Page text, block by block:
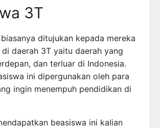
3T
ditujukan kepada mereka
daerah 3T yaitu daerah yang
dan terluar di Indonesia.
ini dipergunakan oleh para
ingin menempuh pendidikan di
beasiswa ini kalian